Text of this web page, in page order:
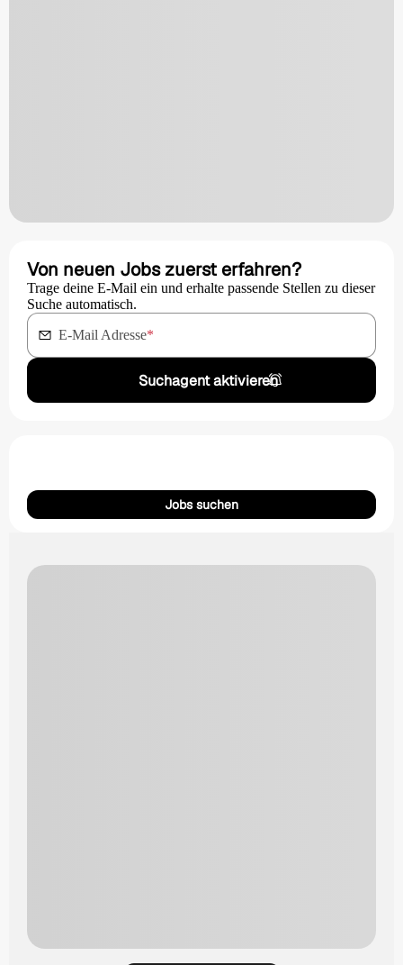
Von neuen Jobs zuerst erfahren?
Trage deine E-Mail ein und erhalte passende Stellen zu dieser
Suche automatisch.
E-Mail Adresse*
Suchagent aktivieren
Jobs suchen